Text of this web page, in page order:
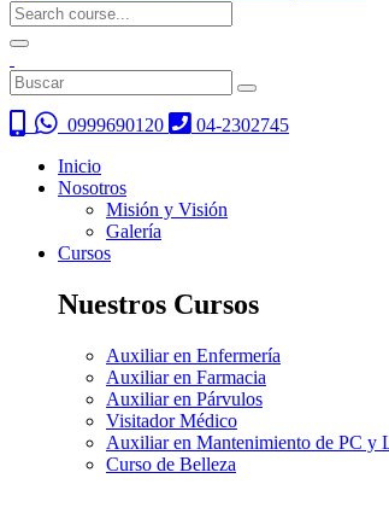
0999690120
04-2302745
Inicio
Nosotros
Misión y Visión
Galería
Cursos
Nuestros Cursos
Auxiliar en Enfermería
Auxiliar en Farmacia
Auxiliar en Párvulos
Visitador Médico
Auxiliar en Mantenimiento de PC y
Curso de Belleza